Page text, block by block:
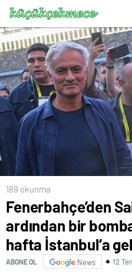
geliyor
189 okunma
Fenerbahçe’den
ardından bir
hafta İstanbul’a
ABONE OL News 12